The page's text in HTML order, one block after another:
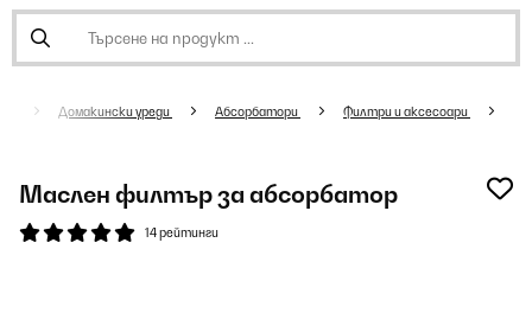
Домакински уреди Абсорбатори Филтри и аксесоари
Маслен филтър за абсорбатор
14 рейтинги